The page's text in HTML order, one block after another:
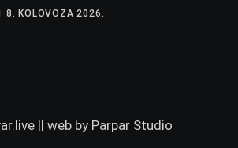
na intenzivnoj
8. KOLOVOZA 2026.
|| web by Parpar Studio